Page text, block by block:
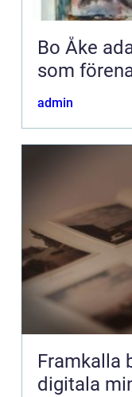
Bo Åke
som
admin
Framkalla
digitala